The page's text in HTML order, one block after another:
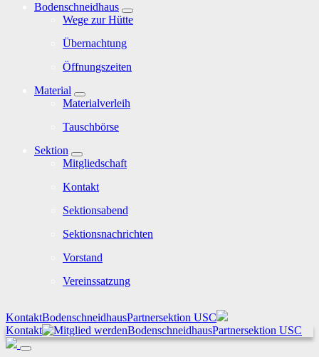
Bodenschneidhaus
Wege zur Hütte
Übernachtung
Öffnungszeiten
Material
Materialverleih
Tauschbörse
Sektion
Mitgliedschaft
Kontakt
Sektionsabend
Sektionsnachrichten
Vorstand
Vereinssatzung
KontaktBodenschneidhausPartnersektion USC
Kontakt
BodenschneidhausPartnersektion USC